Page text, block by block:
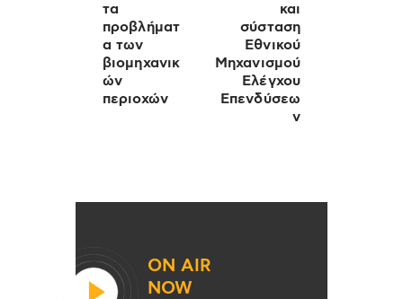
τα
προβλήματ
α των
βιομηχανικ
ών
περιοχών
και
σύσταση
Εθνικού
Μηχανισμού
Ελέγχου
Επενδύσεω
ν
ON AIR
NOW